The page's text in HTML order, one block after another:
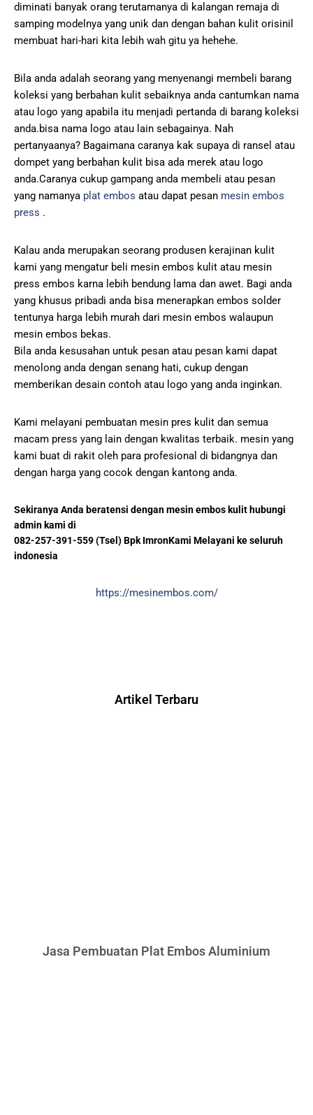
diminati banyak orang terutamanya di kalangan remaja di
samping modelnya yang unik dan dengan bahan kulit orisinil
membuat hari-hari kita lebih wah gitu ya hehehe.
Bila anda adalah seorang yang menyenangi membeli barang
koleksi yang berbahan kulit sebaiknya anda cantumkan nama
atau logo yang apabila itu menjadi pertanda di barang koleksi
anda.bisa nama logo atau lain sebagainya. Nah
pertanyaanya? Bagaimana caranya kak supaya di ransel atau
dompet yang berbahan kulit bisa ada merek atau logo
anda.Caranya cukup gampang anda membeli atau pesan
yang namanya plat embos atau dapat pesan mesin embos
press .
Kalau anda merupakan seorang produsen kerajinan kulit
kami yang mengatur beli mesin embos kulit atau mesin
press embos karna lebih bendung lama dan awet. Bagi anda
yang khusus pribadi anda bisa menerapkan embos solder
tentunya harga lebih murah dari mesin embos walaupun
mesin embos bekas.
Bila anda kesusahan untuk pesan atau pesan kami dapat
menolong anda dengan senang hati, cukup dengan
memberikan desain contoh atau logo yang anda inginkan.
Kami melayani pembuatan mesin pres kulit dan semua
macam press yang lain dengan kwalitas terbaik. mesin yang
kami buat di rakit oleh para profesional di bidangnya dan
dengan harga yang cocok dengan kantong anda.
Sekiranya Anda beratensi dengan mesin embos kulit hubungi
admin kami di
082-257-391-559 (Tsel) Bpk ImronKami Melayani ke seluruh
indonesia
https://mesinembos.com/
Artikel Terbaru
Jasa Pembuatan Plat Embos Aluminium